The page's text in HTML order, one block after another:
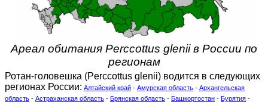
Ареал обитания Perccottus glenii в России по
регионам
Ротан-головешка (Perccottus glenii) водится в следующих
регионах России: Алтайский край - Амурская область - Архангельская
область - Астраханская область - Брянская область - Башкортостан - Бурятия -